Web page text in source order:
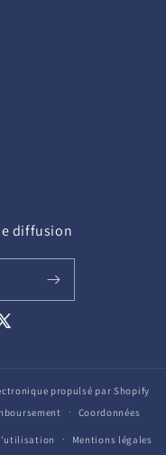
diffusion
propulsé par Shopify
Coordonnées
Mentions légales